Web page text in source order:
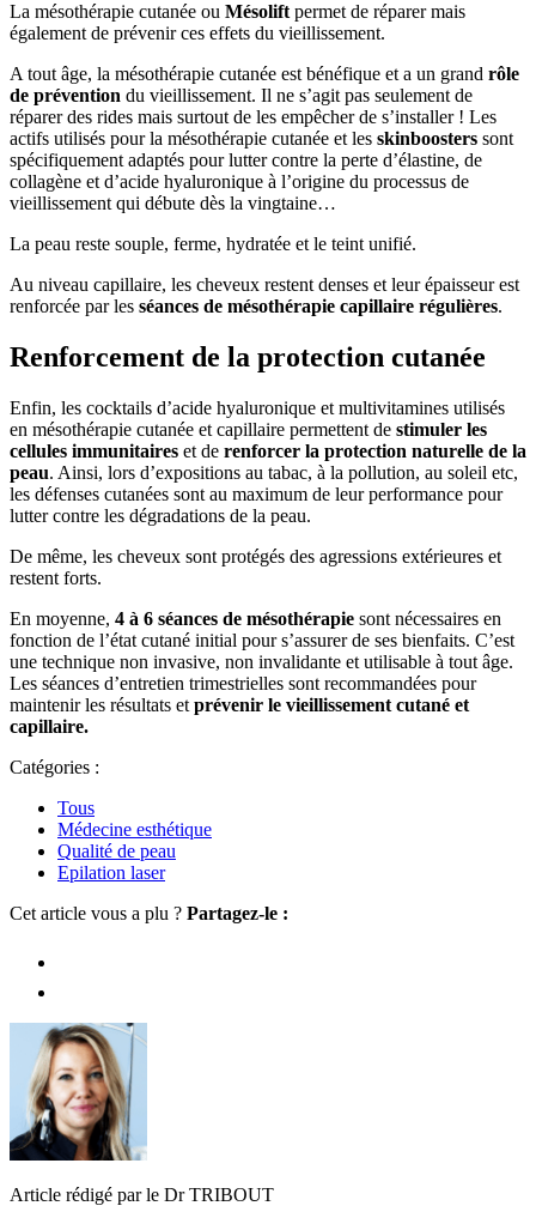
La mésothérapie cutanée ou Mésolift permet de réparer mais
également de prévenir ces effets du vieillissement.
A tout âge, la mésothérapie cutanée est bénéfique et a un grand rôle
de prévention du vieillissement. Il ne s’agit pas seulement de
réparer des rides mais surtout de les empêcher de s’installer ! Les
actifs utilisés pour la mésothérapie cutanée et les skinboosters sont
spécifiquement adaptés pour lutter contre la perte d’élastine, de
collagène et d’acide hyaluronique à l’origine du processus de
vieillissement qui débute dès la vingtaine…
La peau reste souple, ferme, hydratée et le teint unifié.
Au niveau capillaire, les cheveux restent denses et leur épaisseur est
renforcée par les séances de mésothérapie capillaire régulières.
Renforcement de la protection cutanée
Enfin, les cocktails d’acide hyaluronique et multivitamines utilisés
en mésothérapie cutanée et capillaire permettent de stimuler les
cellules immunitaires et de renforcer la protection naturelle de la
peau. Ainsi, lors d’expositions au tabac, à la pollution, au soleil etc,
les défenses cutanées sont au maximum de leur performance pour
lutter contre les dégradations de la peau.
De même, les cheveux sont protégés des agressions extérieures et
restent forts.
En moyenne, 4 à 6 séances de mésothérapie sont nécessaires en
fonction de l’état cutané initial pour s’assurer de ses bienfaits. C’est
une technique non invasive, non invalidante et utilisable à tout âge.
Les séances d’entretien trimestrielles sont recommandées pour
maintenir les résultats et prévenir le vieillissement cutané et
capillaire.
Catégories :
Tous
Médecine esthétique
Qualité de peau
Epilation laser
Cet article vous a plu ? Partagez-le :
Article rédigé par le Dr TRIBOUT